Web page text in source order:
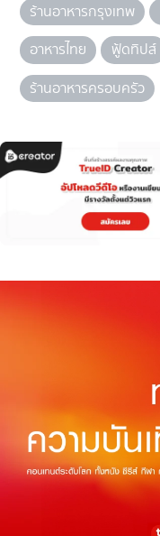
ร้านอาหารกรุงเทพ
อาหารไทย
ฟู้ดทิปส์
ร้านอาหารครอบครัว